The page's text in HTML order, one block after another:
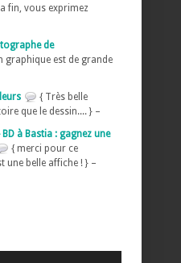
fin, vous exprimez
de
graphique est de grande
{ Très belle
que le dessin.... } –
BD à Bastia : gagnez une
{ merci pour ce
une belle affiche ! } –